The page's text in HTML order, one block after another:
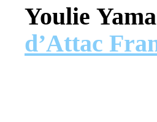
Youlie
d’Attac